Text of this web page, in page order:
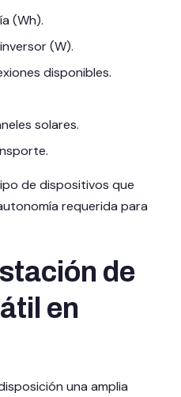
(Wh).
(W).
disponibles.
solares.
de dispositivos que
requerida para
de
en
una amplia